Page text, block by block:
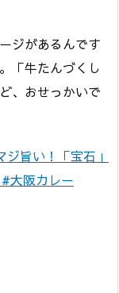
ジがあるんです
「牛たんづくし
、おせっかいで
旨い！「宝石」
大阪カレー